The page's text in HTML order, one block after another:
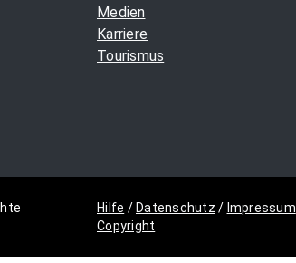
Medien
Karriere
Tourismus
Hilfe / Datenschutz / Impressum
Copyright